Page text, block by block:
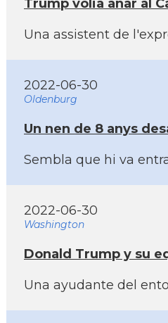
Trump volia anar al
Una assistent de
2022-06-30
Oldenburg
Un nen de 8 anys
Sembla que hi va
2022-06-30
Washington
Donald Trump y su
Una ayudante del